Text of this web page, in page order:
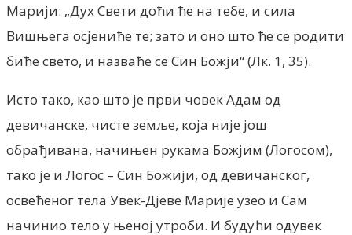
Марији: „Дух Свети доћи ће на тебе, и сила
Вишњега осјениће те; зато и оно што ће се родити
биће свето, и назваће се Син Божји“ (Лк. 1, 35).
Исто тако, као што је први човек Адам од
девичанске, чисте земље, која није још
обрађивана, начињен рукама Божјим (Логосом),
тако је и Логос – Син Божији, од девичанског,
освећеног тела Увек-Дјеве Марије узео и Сам
начинио тело у њеној утроби. И будући одувек